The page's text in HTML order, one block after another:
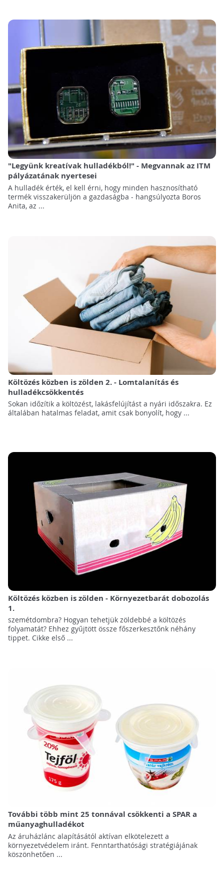
"Legyünk kreatívak hulladékból!" - Megvannak az ITM
pályázatának nyertesei
A hulladék érték, el kell érni, hogy minden hasznosítható
termék visszakerüljön a gazdaságba - hangsúlyozta Boros
Anita, az ...
Költözés közben is zölden 2. - Lomtalanítás és
hulladékcsökkentés
Sokan időzítik a költözést, lakásfelújítást a nyári időszakra. Ez
általában hatalmas feladat, amit csak bonyolít, hogy ...
Költözés közben is zölden - Környezetbarát dobozolás
1.
szemétdombra? Hogyan tehetjük zöldebbé a költözés
folyamatát? Ehhez gyűjtött össze főszerkesztőnk néhány
tippet. Cikke első ...
További több mint 25 tonnával csökkenti a SPAR a
műanyaghulladékot
Az áruházlánc alapításától aktívan elkötelezett a
környezetvédelem iránt. Fenntarthatósági stratégiájának
köszönhetően ...